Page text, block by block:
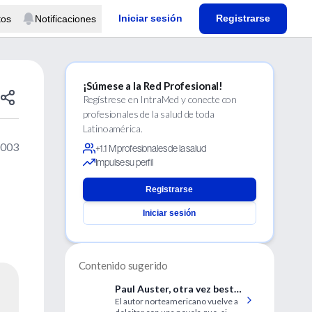
Notificaciones Iniciar sesión Registrarse
¡Súmese a la Red Profesional!
Regístrese en IntraMed y conecte con
profesionales de la salud de toda
Latinoamérica.
+1.1 M profesionales de la salud
Impulse su perfil
Registrarse
Iniciar sesión
Contenido sugerido
Paul Auster, otra vez best
seller
El autor norteamericano vuelve a